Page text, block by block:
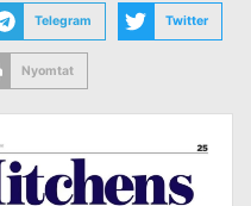
Telegram Twitter
Nyomtat